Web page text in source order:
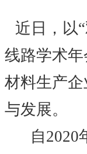
近日，以
线路学术
材料生产
与发展。
自2020